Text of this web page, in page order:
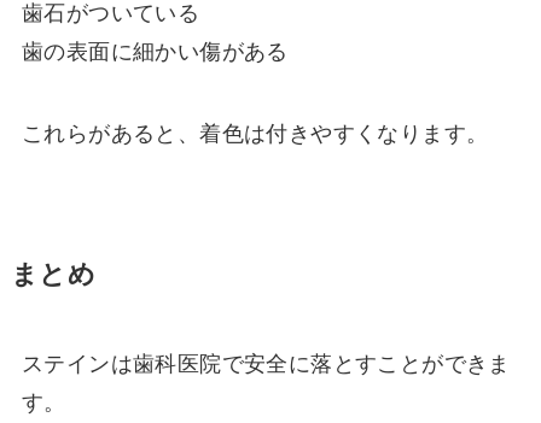
歯石がついている
歯の表面に細かい傷がある
これらがあると、着色は付きやすくなります。
まとめ
ステインは歯科医院で安全に落とすことができま
す。